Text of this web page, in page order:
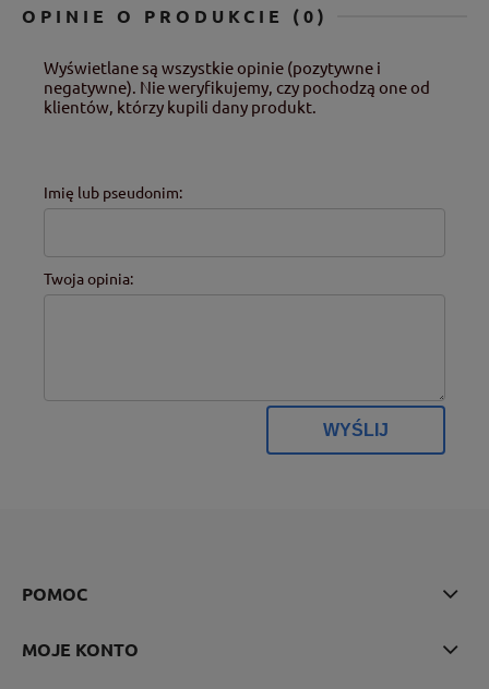
OPINIE O PRODUKCIE (0)
Wyświetlane są wszystkie opinie (pozytywne i
negatywne). Nie weryfikujemy, czy pochodzą one od
klientów, którzy kupili dany produkt.
Imię lub pseudonim:
Twoja opinia:
WYŚLIJ
POMOC
MOJE KONTO